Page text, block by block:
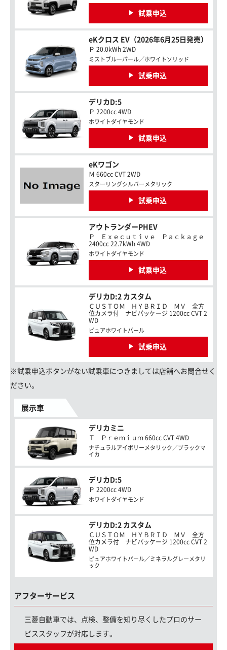
試乗申込
eKクロス EV（2026年6月25日発売）
Ｐ 20.0kWh 2WD
ミストブルーパール／ホワイトソリッド
試乗申込
デリカD:5
Ｐ 2200cc 4WD
ホワイトダイヤモンド
試乗申込
eKワゴン
Ｍ 660cc CVT 2WD
スターリングシルバーメタリック
試乗申込
アウトランダーPHEV
Ｐ Ｅｘｅｃｕｔｉｖｅ Ｐａｃｋａｇｅ
2400cc 22.7kWh 4WD
ホワイトダイヤモンド
試乗申込
デリカD:2 カスタム
ＣＵＳＴＯＭ ＨＹＢＲＩＤ ＭＶ 全方
位カメラ付 ナビパッケージ 1200cc CVT 2
WD
ピュアホワイトパール
試乗申込
※試乗申込ボタンがない試乗車につきましては店舗へお問合せく
ださい。
展示車
デリカミニ
Ｔ Ｐｒｅｍｉｕｍ 660cc CVT 4WD
ナチュラルアイボリーメタリック／ブラックマ
イカ
デリカD:5
Ｐ 2200cc 4WD
ホワイトダイヤモンド
デリカD:2 カスタム
ＣＵＳＴＯＭ ＨＹＢＲＩＤ ＭＶ 全方
位カメラ付 ナビパッケージ 1200cc CVT 2
WD
ピュアホワイトパール／ミネラルグレーメタリ
ック
アフターサービス
三菱自動車では、点検、整備を知り尽くしたプロのサー
ビススタッフが対応します。